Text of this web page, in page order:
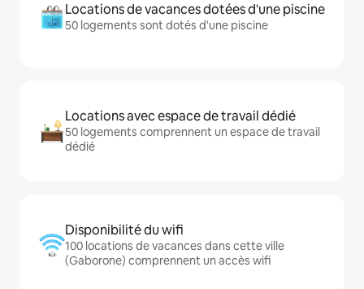
Locations de vacances dotées d'une piscine
50 logements sont dotés d'une piscine
Locations avec espace de travail dédié
50 logements comprennent un espace de travail
dédié
Disponibilité du wifi
100 locations de vacances dans cette ville
(Gaborone) comprennent un accès wifi